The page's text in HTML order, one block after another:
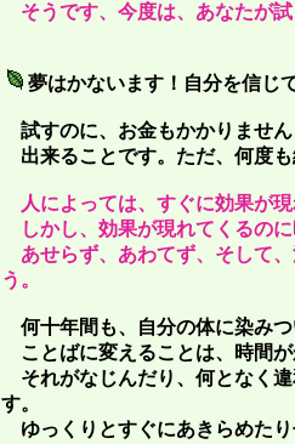
そうです、今度は、あなたが
夢はかないます！自分を信じ
試すのに、お金もかかりませ
出来ることです。ただ、何度
人によっては、すぐに効果が
しかし、効果が現れてくるの
あせらず、あわてず、そして
う。
何十年間も、自分の体に染み
ことばに変えることは、時間
それがなじんだり、何となく
す。
ゆっくりとすぐにあきらめた